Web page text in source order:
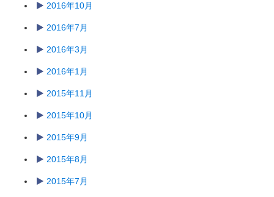
2016年10月
2016年7月
2016年3月
2016年1月
2015年11月
2015年10月
2015年9月
2015年8月
2015年7月